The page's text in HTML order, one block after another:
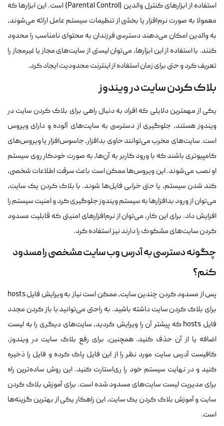
استفاده از ابزارهای کنترل والدین (Parental Control) است. این ابزارها که
معمولا به صورت نرم‌افزار یا بخشی از تنظیمات سیستم عامل ارائه می‌شوند،
به والدین امکان می‌دهند دسترسی فرزندان به محتوای نامناسب را محدود
کنند. با استفاده از این ابزارها، می‌توان لیستی از سایت‌های مجاز یا غیرمجاز را
تعریف کرد و حتی برای زمان استفاده از اینترنت محدودیت ایجاد کرد.
بلاک کردن سایت در ویندوز
یکی از مهمترین دلایلی که افراد به دنبال راهی برای بلاک کردن سایت در
ویندوز هستند، جلوگیری از دسترسی به سایت‌های آلوده و دارای ویروس
است. سایت‌های مخرب می‌توانند حاوی بدافزار، جاسوس‌افزار یا ویروس‌های
کامپیوتری باشند که با ورود کاربر به آن‌ها، به صورت خودکار روی سیستم
او نصب می‌شوند. این ویروس‌ها ممکن است باعث سرقت اطلاعات شخصی،
کند شدن سیستم، یا حتی خرابی فایل‌ها شوند. با بلاک کردن یک سایت،
می‌توان از ورود بدافزارها به سیستم ویندوز جلوگیری کرد و امنیت سیستم را
افزایش داد. برای این کار، می‌توان از نرم‌افزارهای امنیتی که قابلیت مسدود
کردن سایت‌های مشکوک را دارند نیز استفاده کرد.
چگونه دسترسی به آدرس وب سایت مشخصی را مسدود
کنم؟
پس از مسدود کردن چندین سایت، ممکن است نیاز به ویرایش فایل hosts
برای بلاک کردن سایت داشته باشید. به راحتی می‌توانید با باز کردن مجدد
فایل hosts که پیشتر آن را ویرایش کردید، سایت‌های دیگری را به لیست
اضافه یا از آن حذف کنید. همچنین، برای رفع بلاک سایت در ویندوز،
کافیست آدرس سایت مورد نظر را از این فایل پاک کرده و فایل را ذخیره
کنید و در نهایت سیستم خود را ری‌استارت کنید. این روش ساده‌ترین راه
برای مدیریت لیست سایت‌های مسدود شده است. برای آموزش بلاک کردن
سایت و آموزش بلاک کردن یک سایت، این راهکار یکی از بهترین گزینه‌ها
است.